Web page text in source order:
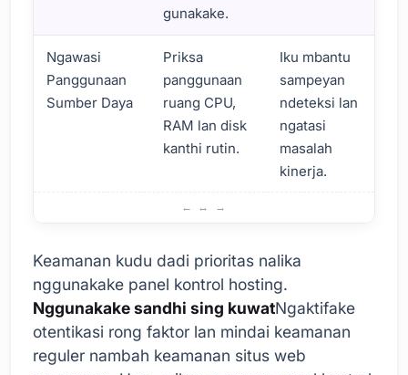
gunakake.
Ngawasi
Panggunaan
Sumber Daya
Priksa
panggunaan
ruang CPU,
RAM lan disk
kanthi rutin.
Iku mbantu
sampeyan
ndeteksi lan
ngatasi
masalah
kinerja.
Keamanan kudu dadi prioritas nalika
nggunakake panel kontrol hosting.
Nggunakake sandhi sing kuwatNgaktifake
otentikasi rong faktor lan mindai keamanan
reguler nambah keamanan situs web